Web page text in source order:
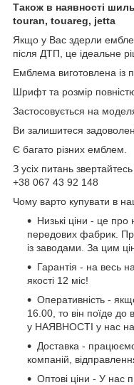
Також в наявності
touran, touareg, jetta
Якщо у Вас здерли
після ДТП, це ідеальне
Емблема виготовлена ​​із
Шрифт та розмір
Застосовується на
Ви залишитеся
Є багато різних емблем.
З усіх питань
+38 067 43 92 148
Чому варто купувати в
Низькі ціни - це
передових фабрик.
із заводами. За цим
Гарантія - на весь
якості 12 міс!
Оперативність -
16.00, то він поїде до
у НАЯВНОСТІ у нас на
Доставка -
компаній,
Оптові ціни - У нас